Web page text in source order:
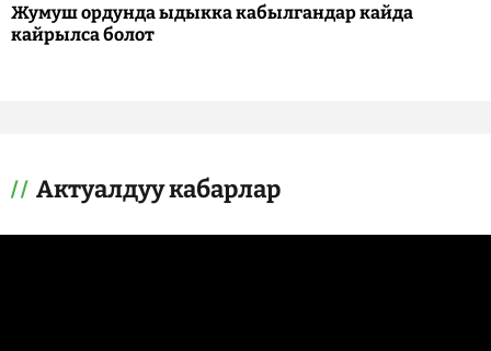
Жумуш ордунда ыдыкка кабылгандар кайда
кайрылса болот
Актуалдуу кабарлар